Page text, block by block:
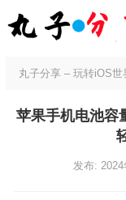
丸子分享 – 玩转iOS世
苹果手机电池容
发布: 2024